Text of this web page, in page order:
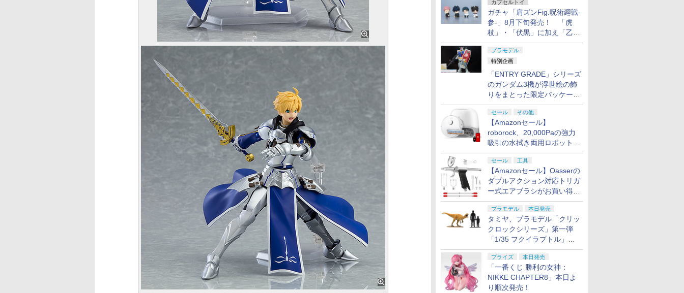
カプセルトイ
ガチャ「肩ズンFig.呪術廻戦-
参-」8月下旬発売！ 「虎
杖」・「伏黒」に加え「乙
骨」・「脹相」がラインナッ
プ
プラモデル
特別企画
「ENTRY GRADE」シリーズ
のガンダム3機が浮世絵の飾
りをまとった限定パッケージ
で8月29日に発売！ お土産
にもピッタリ!?【ガンダムベ
ース撮り下ろし】
セール その他
【Amazonセール】
roborock、20,000Paの強力
吸引の水拭き両用ロボット掃
除機「Qrevo Curv 2 Flow」
がお買い得！
セール 工具
【Amazonセール】Oasserの
ダブルアクション対応トリガ
ー式エアブラシがお買い得価
格で登場！
プラモデル 本日発売
タミヤ、プラモデル「クリッ
クロックシリーズ」第一弾
「1/35 フクイラプトル」本
日発売！
プライズ 本日発売
「一番くじ 勝利の女神：
NIKKE CHAPTER8」本日よ
り順次発売！